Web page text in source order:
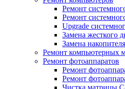
Ремонт
Ремонт
Upgrade
Замена жесткого
Замена
Ремонт компьютерных
Ремонт фотоаппаратов
Ремонт
Ремонт
Чистка матрицы